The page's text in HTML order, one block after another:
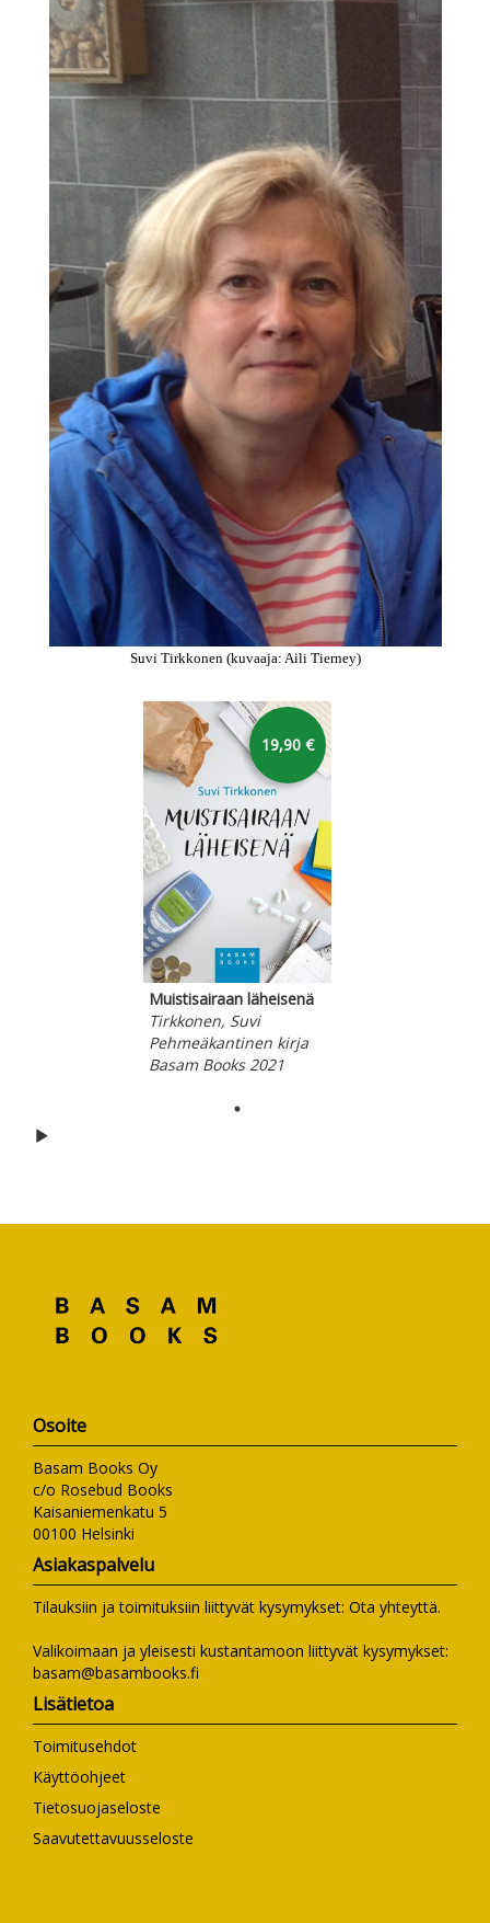
Suvi Tirkkonen (kuvaaja: Aili Tierney)
Hyppää karusellin yli
19,90 €
Muistisairaan läheisenä
Tirkkonen, Suvi
Pehmeäkantinen kirja
Basam Books 2021
Osoite
Basam Books Oy
c/o Rosebud Books
Kaisaniemenkatu 5
00100 Helsinki
Asiakaspalvelu
Tilauksiin ja toimituksiin liittyvät kysymykset: Ota yhteyttä.
Valikoimaan ja yleisesti kustantamoon liittyvät kysymykset:
basam@basambooks.fi
Lisätietoa
Toimitusehdot
Käyttöohjeet
Tietosuojaseloste
Saavutettavuusseloste